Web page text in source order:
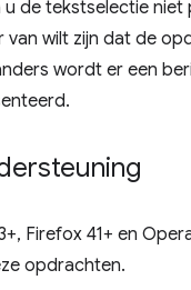
u de tekstselectie niet
van wilt zijn dat de
wordt er een
Firefox 41+ en
opdrachten.